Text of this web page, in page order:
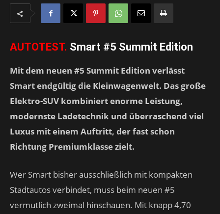
AUTOTEST. Smart #5 Summit Edition
Mit dem neuen #5 Summit Edition verlässt
Smart endgültig die Kleinwagenwelt. Das große
Elektro-SUV kombiniert enorme Leistung,
modernste Ladetechnik und überraschend viel
Luxus mit einem Auftritt, der fast schon
Richtung Premiumklasse zielt.
Wer Smart bisher ausschließlich mit kompakten
Stadtautos verbindet, muss beim neuen #5
vermutlich zweimal hinschauen. Mit knapp 4,70